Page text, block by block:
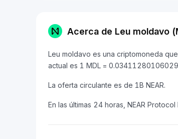
Acerca de Leu moldavo
Leu moldavo es una criptomoneda
actual es 1 MDL =
La oferta circulante es de 1B NEAR.
En las últimas 24 horas, NEAR